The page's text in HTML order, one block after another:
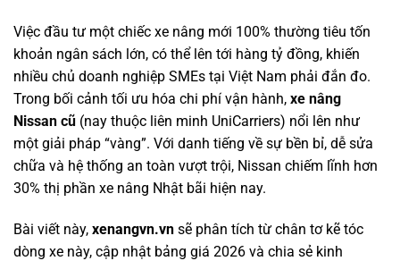
Việc đầu tư một chiếc xe nâng mới 100% thường tiêu tốn
khoản ngân sách lớn, có thể lên tới hàng tỷ đồng, khiến
nhiều chủ doanh nghiệp SMEs tại Việt Nam phải đắn đo.
Trong bối cảnh tối ưu hóa chi phí vận hành, xe nâng
Nissan cũ (nay thuộc liên minh UniCarriers) nổi lên như
một giải pháp “vàng”. Với danh tiếng về sự bền bỉ, dễ sửa
chữa và hệ thống an toàn vượt trội, Nissan chiếm lĩnh hơn
30% thị phần xe nâng Nhật bãi hiện nay.
Bài viết này, xenangvn.vn sẽ phân tích từ chân tơ kẽ tóc
dòng xe này, cập nhật bảng giá 2026 và chia sẻ kinh